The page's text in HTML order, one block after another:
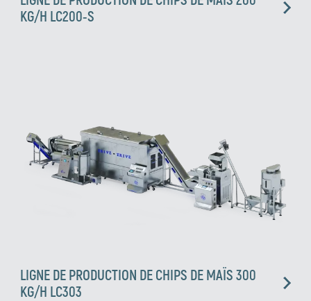
KG/H LC200-S
LIGNE DE PRODUCTION DE CHIPS DE MAÏS 300
KG/H LC303